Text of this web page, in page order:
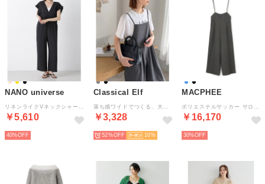
NANO universe
￥5,610
40%
Classical Elf
￥3,328
52% 10
MACPHEE
￥16,170
30%